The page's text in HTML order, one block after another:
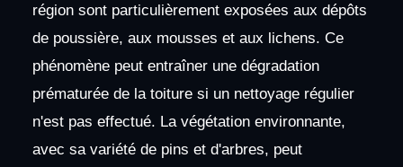
région sont particulièrement exposées aux dépôts
de poussière, aux mousses et aux lichens. Ce
phénomène peut entraîner une dégradation
prématurée de la toiture si un nettoyage régulier
n'est pas effectué. La végétation environnante,
avec sa variété de pins et d'arbres, peut